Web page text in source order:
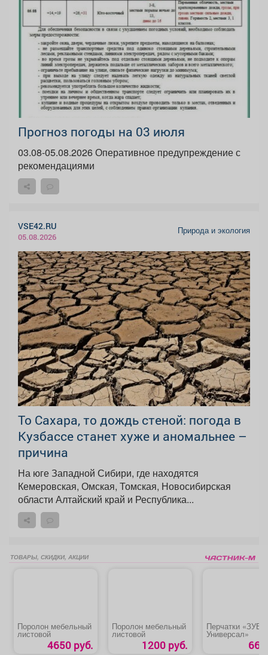
Прогноз погоды на 03 июля
03.08-05.08.2026 Оперативное предупреждение с
рекомендациями
VSE42.RU
05.08.2026
Природа и экология
То Сахара, то дождь стеной: погода в
Кузбассе станет хуже и аномальнее –
причина
На юге Западной Сибири, где находятся
Кемеровская, Омская, Томская, Новосибирская
области Алтайский край и Республика...
ТОВАРЫ, СКИДКИ, АКЦИИ
Поролон мебельный
листовой
4650 руб.
Поролон мебельный
листовой
1200 руб.
Перчатки «ЗУБР
Универсал»
66